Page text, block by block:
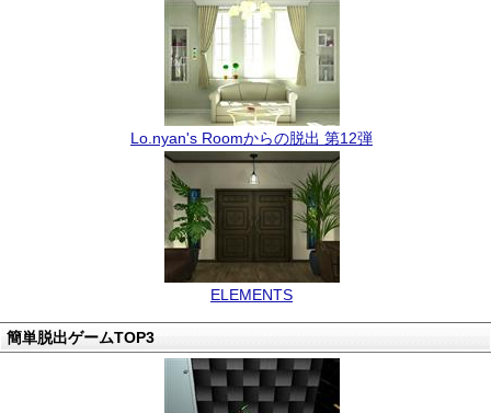
Lo.nyan's Roomからの脱出 第12弾
ELEMENTS
簡単脱出ゲームTOP3